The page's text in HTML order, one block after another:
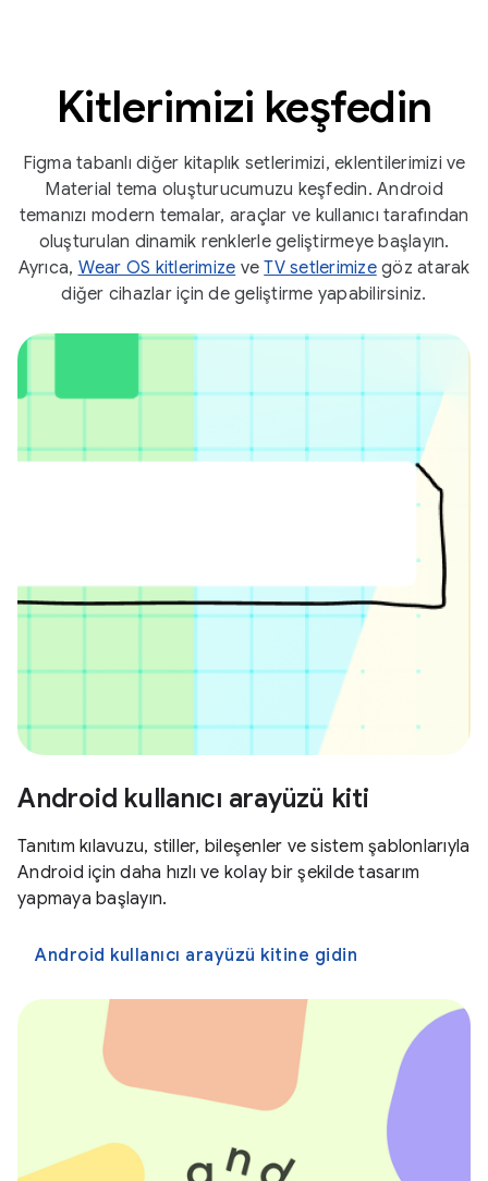
Kitlerimizi keşfedin
Figma tabanlı diğer kitaplık setlerimizi, eklentilerimizi ve
Material tema oluşturucumuzu keşfedin. Android
temanızı modern temalar, araçlar ve kullanıcı tarafından
oluşturulan dinamik renklerle geliştirmeye başlayın.
Ayrıca, Wear OS kitlerimize veTV setlerimizegöz atarak
diğer cihazlar için de geliştirme yapabilirsiniz.
Android kullanıcı arayüzü kiti
Tanıtım kılavuzu, stiller, bileşenler ve sistem şablonlarıyla
Android için daha hızlı ve kolay bir şekilde tasarım
yapmaya başlayın.
Android kullanıcı arayüzü kitine gidin